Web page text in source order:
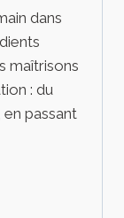
dans
maîtrisons
: du
passant